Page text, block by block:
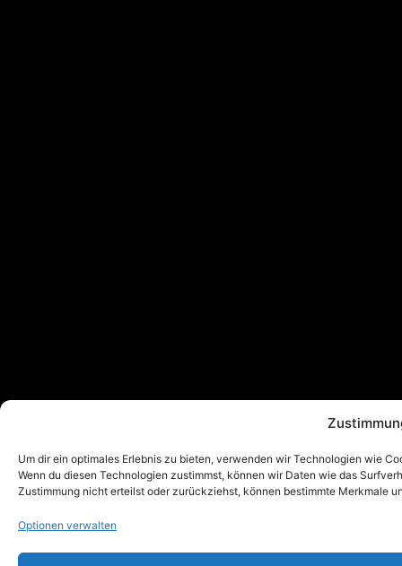
Um dir ein optimales Erlebnis zu bieten, verwenden wir Technologien wie
Wenn du diesen Technologien zustimmst, können wir Daten wie das
Zustimmung nicht erteilst oder zurückziehst, können bestimmte Merkmale
Optionen verwalten